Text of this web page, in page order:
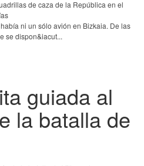
ni un sólo avión en Bizkaia. De las
se dispon&iacut...
guiada al
la batalla de